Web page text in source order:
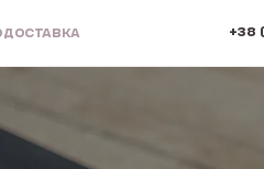
ДОСТАВКА +38